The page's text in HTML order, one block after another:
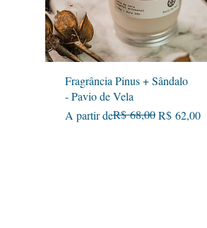
Visualização rápida
Fragrância Pinus + Sândalo
- Pavio de Vela
A partir de
Preço normalR$ 68,00R$ 62,00
Preço promocional